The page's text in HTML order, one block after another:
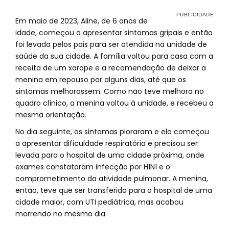
Em maio de 2023, Aline, de 6 anos de
idade, começou a apresentar sintomas gripais e então
foi levada pelos pais para ser atendida na unidade de
saúde da sua cidade. A família voltou para casa com a
receita de um xarope e a recomendação de deixar a
menina em repouso por alguns dias, até que os
sintomas melhorassem. Como não teve melhora no
quadro clínico, a menina voltou à unidade, e recebeu a
mesma orientação.
No dia seguinte, os sintomas pioraram e ela começou
a apresentar dificuldade respiratória e precisou ser
levada para o hospital de uma cidade próxima, onde
exames constataram infecção por H1N1 e o
comprometimento da atividade pulmonar. A menina,
então, teve que ser transferida para o hospital de uma
cidade maior, com UTI pediátrica, mas acabou
morrendo no mesmo dia.